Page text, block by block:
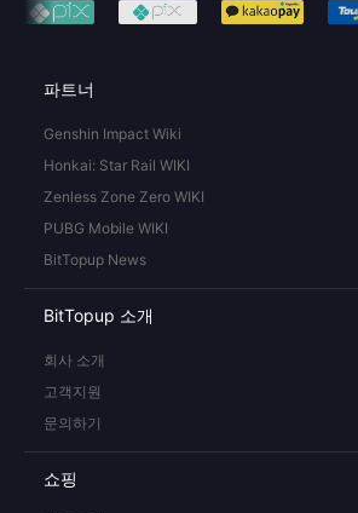
파트너
Genshin Impact Wiki
Honkai: Star Rail WIKI
Zenless Zone Zero WIKI
PUBG Mobile WIKI
BitTopup News
BitTopup 소개
회사 소개
고객지원
문의하기
쇼핑